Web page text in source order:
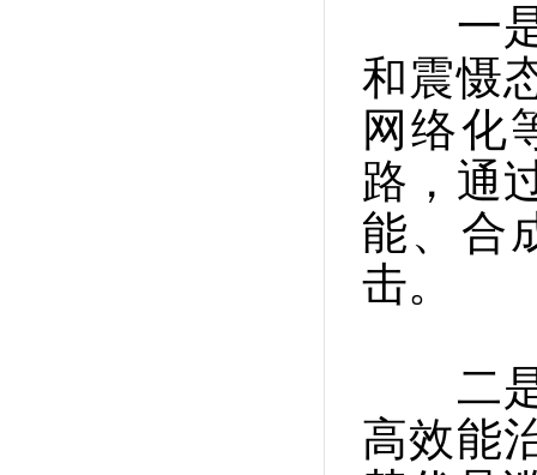
一是
和震慑
网络化
路，通
能、合
击。
二是
高效能